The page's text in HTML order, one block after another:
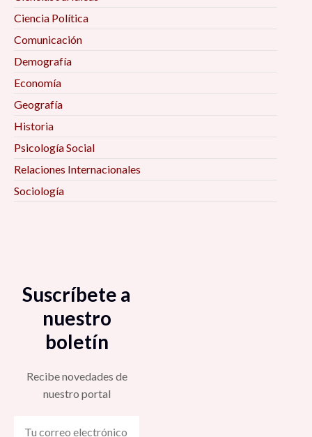
Ciencia Política
Comunicación
Demografía
Economía
Geografía
Historia
Psicología Social
Relaciones Internacionales
Sociología
Suscríbete a
nuestro
boletín
Recibe novedades de
nuestro portal